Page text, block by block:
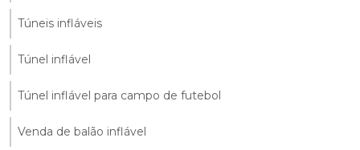
Túneis infláveis
Túnel inflável
Túnel inflável para campo de futebol
Venda de balão inflável